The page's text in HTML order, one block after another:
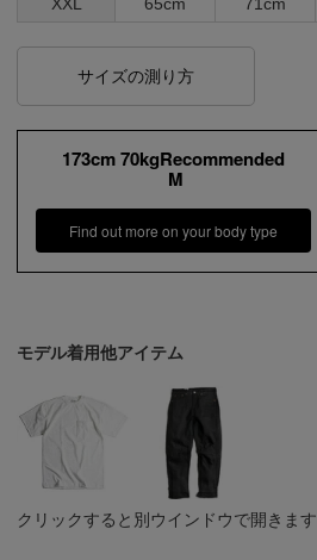
サイズの測り方
173cm 70kgRecommended
M
Find out more on your body type
モデル着用他アイテム
クリックすると別ウインドウで開きます